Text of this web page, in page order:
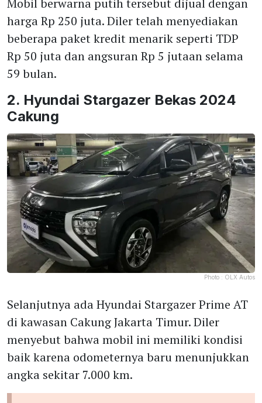
Mobil berwarna putih tersebut dijual dengan
harga Rp 250 juta. Diler telah menyediakan
beberapa paket kredit menarik seperti TDP
Rp 50 juta dan angsuran Rp 5 jutaan selama
59 bulan.
2. Hyundai Stargazer Bekas 2024
Cakung
Photo : OLX Autos
Selanjutnya ada Hyundai Stargazer Prime AT
di kawasan Cakung Jakarta Timur. Diler
menyebut bahwa mobil ini memiliki kondisi
baik karena odometernya baru menunjukkan
angka sekitar 7.000 km.